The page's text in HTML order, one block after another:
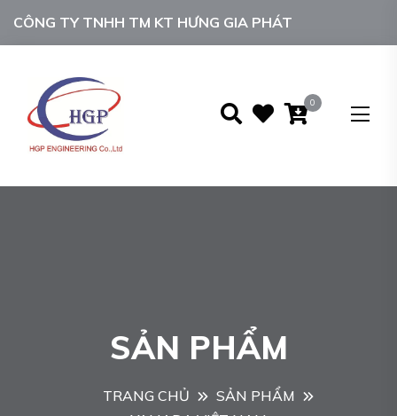
CÔNG TY TNHH TM KT HƯNG GIA PHÁT
0
SẢN PHẨM
TRANG CHỦ
SẢN PHẨM